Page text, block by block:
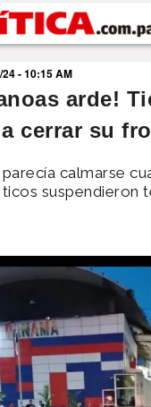
principal
- 10:15 AM
arde!
cerrar su
calmarse
suspendieron